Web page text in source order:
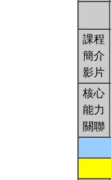
課程
簡介
影片
核心
能力
關聯